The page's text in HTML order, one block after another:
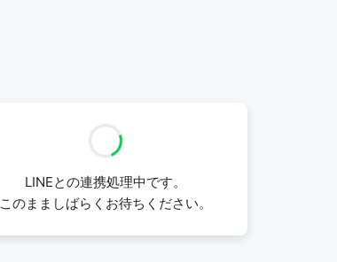
LINEとの連携処理中です。
このまましばらくお待ちください。